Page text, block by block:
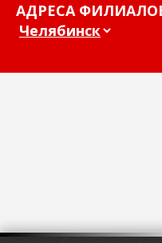
АДРЕСА